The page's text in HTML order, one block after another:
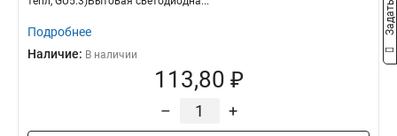
Подробнее
Наличие: В наличии
113,80 ₽
– +